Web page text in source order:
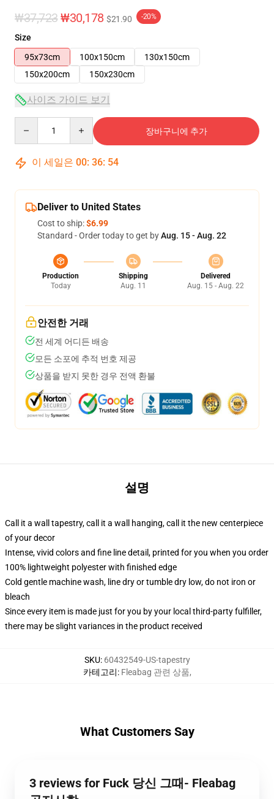
₩37,723 ₩30,178 $21.90 -20%
Size
95x73cm
100x150cm
130x150cm
150x200cm
150x230cm
사이즈 가이드 보기
장바구니에 추가
이 세일은 00: 36: 53
Deliver to United States
Cost to ship:$6.99
Standard - Order today to get byAug. 15 - Aug. 22
Production
Today
Shipping
Aug. 11
Delivered
Aug. 15 - Aug. 22
안전한 거래
전 세계 어디든 배송
모든 소포에 추적 번호 제공
상품을 받지 못한 경우 전액 환불
설명
Call it a wall tapestry, call it a wall hanging, call it the new centerpiece
of your decor
Intense, vivid colors and fine line detail, printed for you when you order
100% lightweight polyester with finished edge
Cold gentle machine wash, line dry or tumble dry low, do not iron or
bleach
Since every item is made just for you by your local third-party fulfiller,
there may be slight variances in the product received
SKU: 60432549-US-tapestry
카테고리: Fleabag 관련 상품,
What Customers Say
3 reviews for Fuck 당신 그때- Fleabag